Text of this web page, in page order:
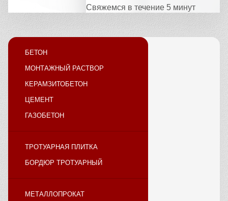
Свяжемся в течение 5 минут
БЕТОН
МОНТАЖНЫЙ РАСТВОР
КЕРАМЗИТОБЕТОН
ЦЕМЕНТ
ГАЗОБЕТОН
ТРОТУАРНАЯ ПЛИТКА
БОРДЮР ТРОТУАРНЫЙ
МЕТАЛЛОПРОКАТ